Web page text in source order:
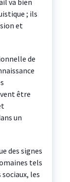
va bien
; ils
et
de
être
un
des signes
tels
les